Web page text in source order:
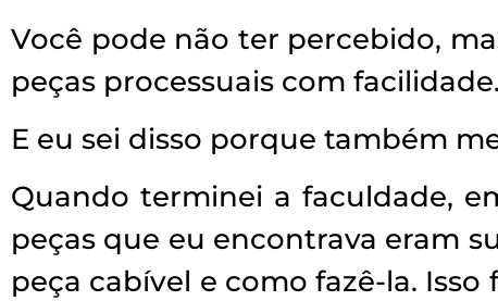
Você pode não ter percebido,
peças processuais com
E eu sei disso porque também
Quando terminei a faculdade,
peças que eu encontrava eram
peça cabível e como fazê-la.